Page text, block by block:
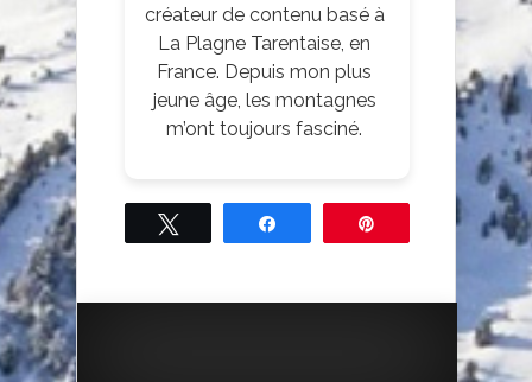
créateur de contenu basé à
La Plagne Tarentaise, en
France. Depuis mon plus
jeune âge, les montagnes
m’ont toujours fasciné.